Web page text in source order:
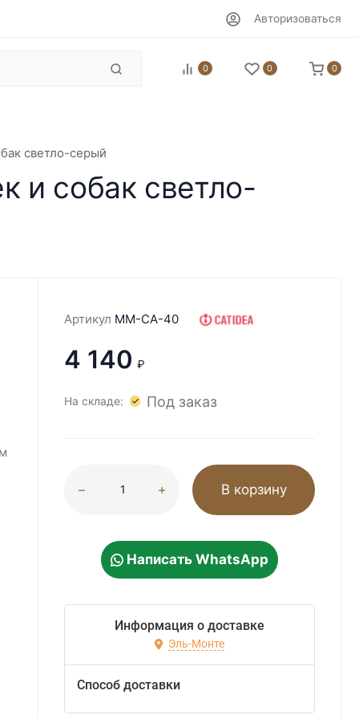
Авторизоваться
0 0 0
светло-серый
и собак светло-
Артикул MM-CA-40
4 140 ₽
На складе: Под заказ
В корзину
Написать WhatsApp
Информация о доставке
Эль-Монте
Способ доставки